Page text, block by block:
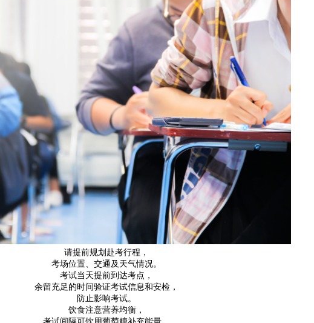
请提前规划赴考行程，
考场位置、交通及天气情况。
考试当天提前到达考点，
余留充足的时间验证考试信息和安检，
防止影响考试。
饮食注意营养均衡，